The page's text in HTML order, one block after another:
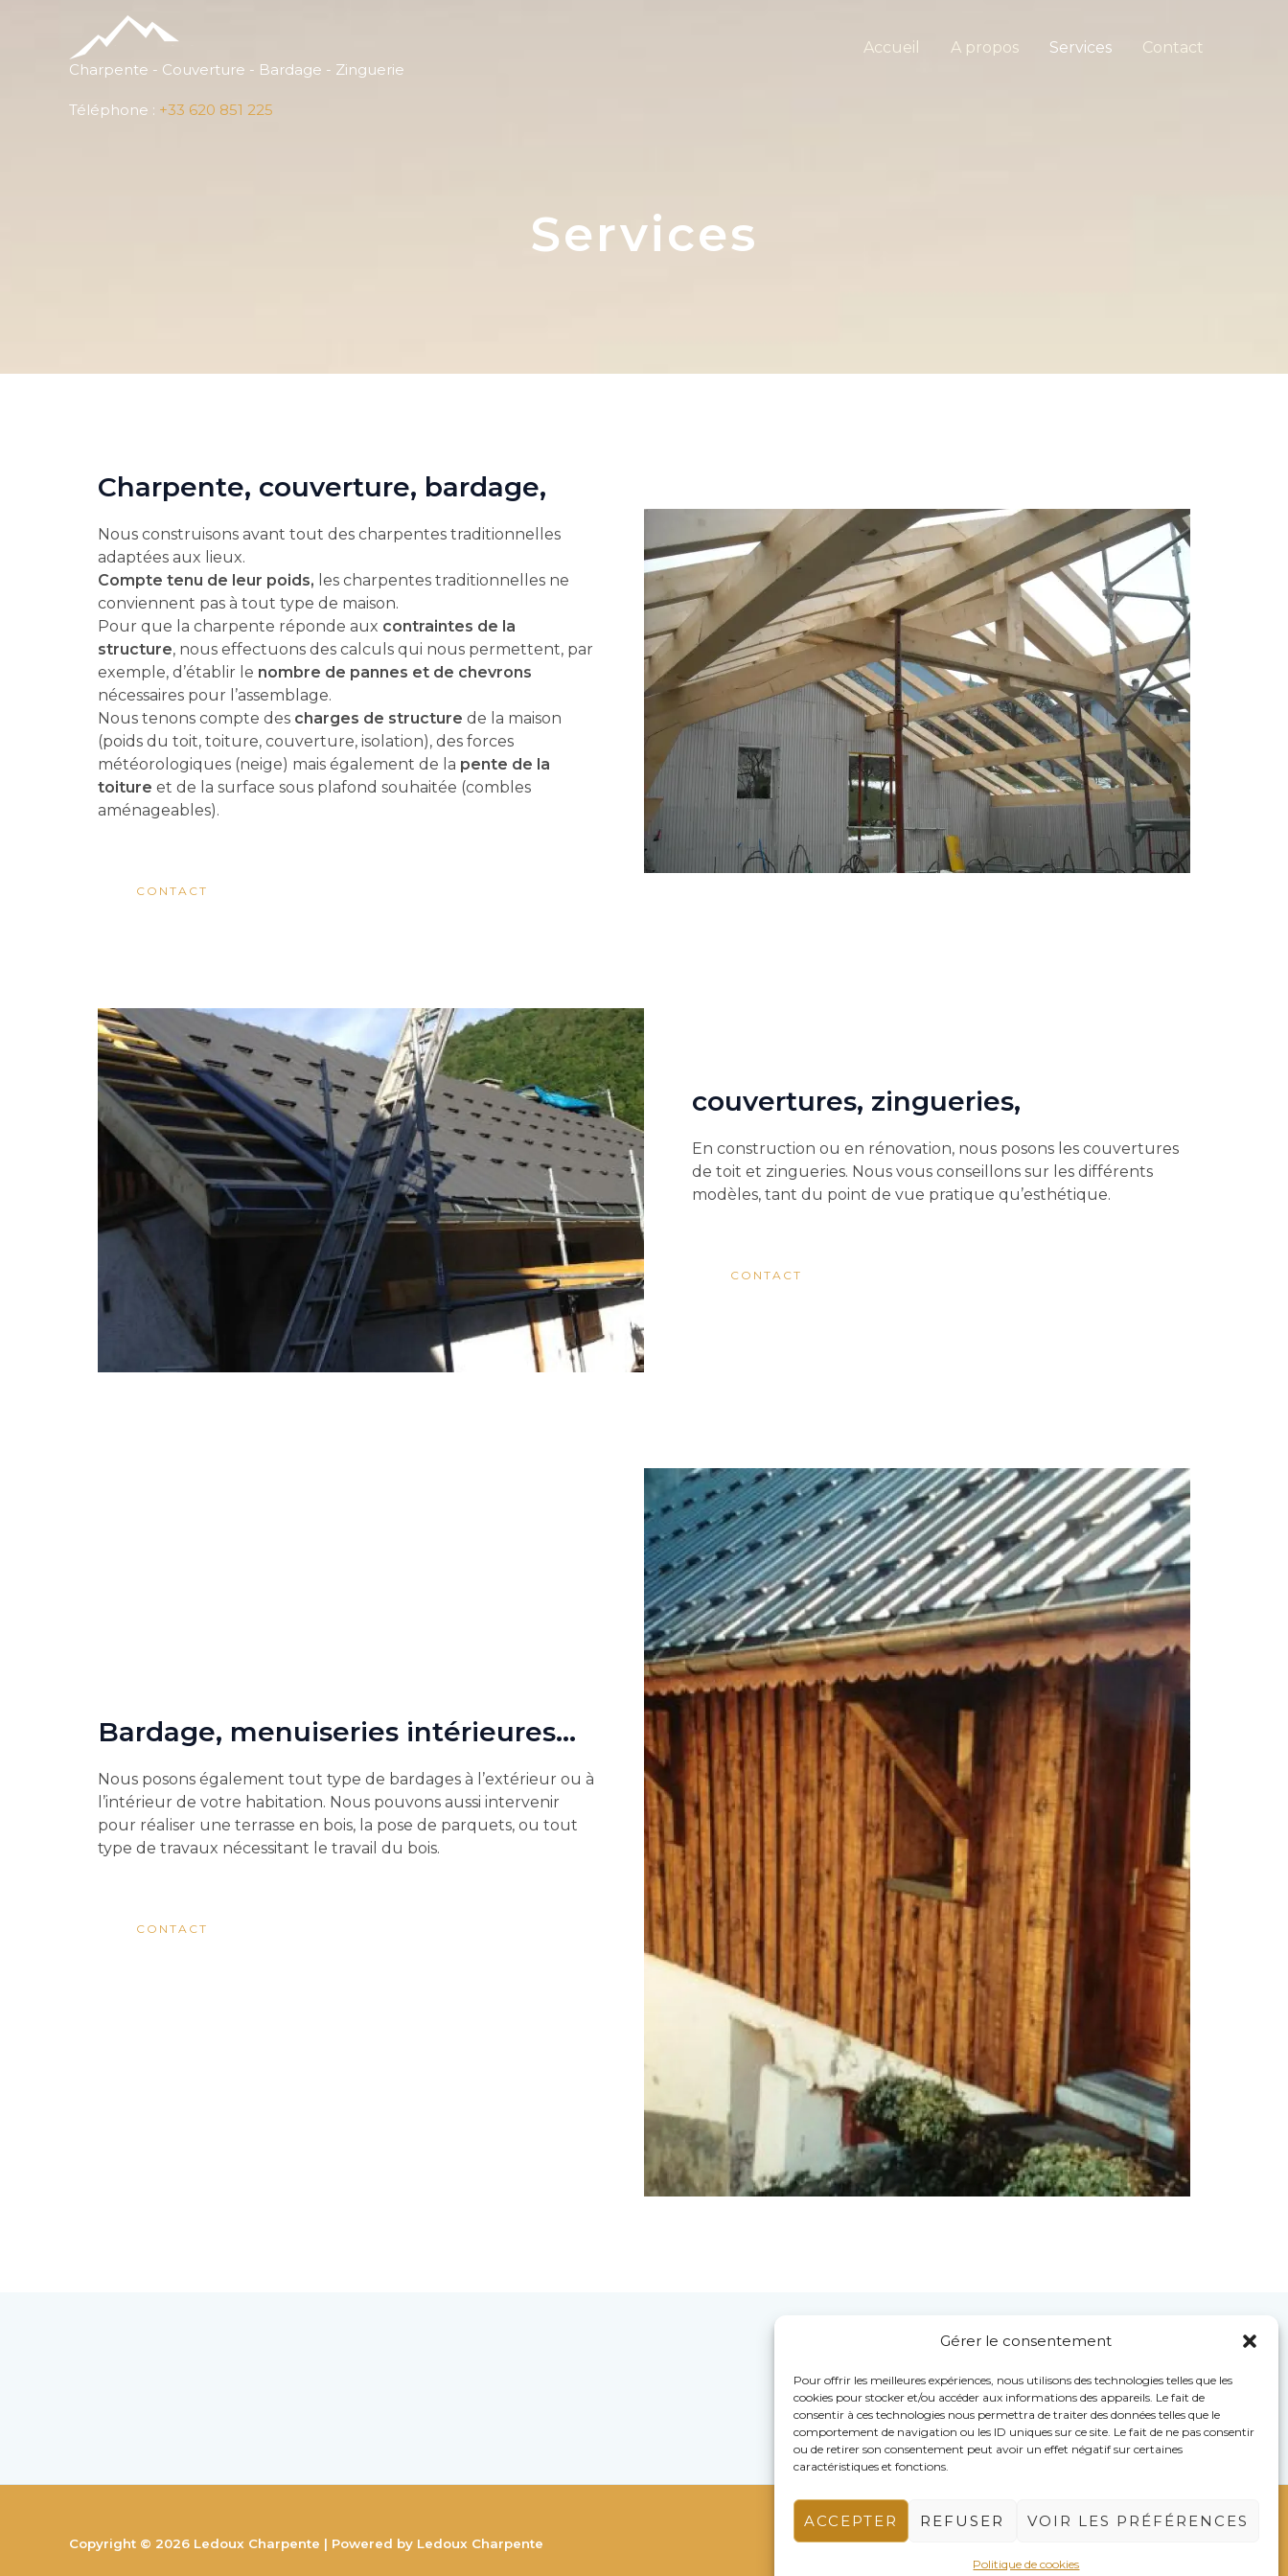
Gérer le consentement
Pour offrir les meilleures expériences, nous utilisons des technologies telles que les
cookies pour stocker et/ou accéder aux informations des appareils. Le fait de
consentir à ces technologies nous permettra de traiter des données telles que le
comportement de navigation ou les ID uniques sur ce site. Le fait de ne pas consentir
ou de retirer son consentement peut avoir un effet négatif sur certaines
caractéristiques et fonctions.
ACCEPTER REFUSER VOIR LES PRÉFÉRENCES
Politique de cookies
Charpente - Couverture - Bardage - Zinguerie
Accueil A propos Services Contact
Téléphone : +33 620 851 225
Services​
Charpente, couverture, bardage,
Nous construisons avant tout des charpentes traditionnelles
adaptées aux lieux.
Compte tenu de leur poids, les charpentes traditionnelles ne
conviennent pas à tout type de maison.
Pour que la charpente réponde aux contraintes de la
structure, nous effectuons des calculs qui nous permettent, par
exemple, d’établir le nombre de pannes et de chevrons
nécessaires pour l’assemblage.
Nous tenons compte des charges de structure de la maison
(poids du toit, toiture, couverture, isolation), des forces
météorologiques (neige) mais également de la pente de la
toiture et de la surface sous plafond souhaitée (combles
aménageables).
CONTACT
couvertures, zingueries,
En construction ou en rénovation, nous posons les couvertures
de toit et zingueries. Nous vous conseillons sur les différents
modèles, tant du point de vue pratique qu’esthétique.
CONTACT
Bardage, menuiseries intérieures…
Nous posons également tout type de bardages à l’extérieur ou à
l’intérieur de votre habitation. Nous pouvons aussi intervenir
pour réaliser une terrasse en bois, la pose de parquets, ou tout
type de travaux nécessitant le travail du bois.
CONTACT
Copyright © 2026 Ledoux Charpente | Powered by Ledoux Charpente